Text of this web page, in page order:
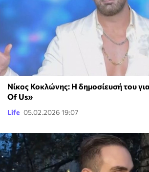
Νίκος Κοκλώνης: Η δημοσίευσή του
Of Us»
Life 05.02.2026 19:07